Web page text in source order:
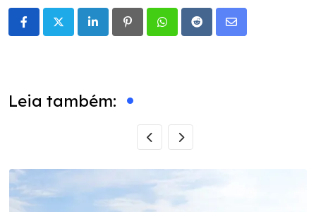
LinkedIn PinterestWhatsappRedditShare
Leia também: